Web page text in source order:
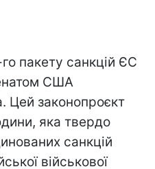
пакету санкцій ЄС
США
Цей законопроєкт
яка твердо
санкцій
військової